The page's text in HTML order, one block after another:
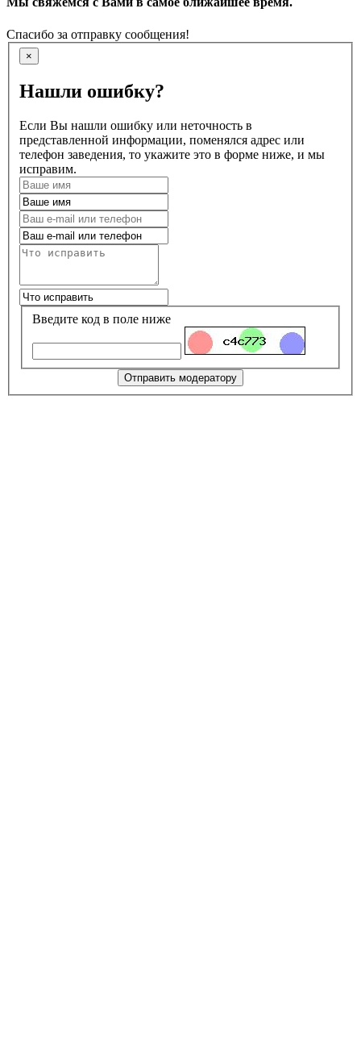
Спасибо за отправку сообщения!
×
Нашли ошибку?
Если Вы нашли ошибку или неточность в
представленной информации, поменялся адрес или
телефон заведения, то укажите это в форме ниже, и мы
исправим.
Введите код в поле ниже
Отправить модератору